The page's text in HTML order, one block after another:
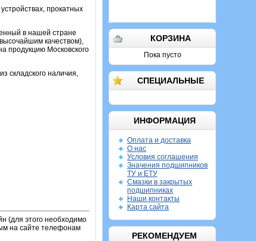
КОРЗИНА
Пока пусто
СПЕЦИАЛЬНЫЕ
ИНФОРМАЦИЯ
Оплата и доставка
О нас
Условия соглашения
Значения подшипников
ТУ и ЕТУ
Смазки в закрытых
подшипниках
Наши контакты
Карта сайта
РЕКОМЕНДУЕМ
прокатных
в нашей стране
качеством),
продукцию Московского
складского наличия,
(для этого необходимо
на сайте телефонам